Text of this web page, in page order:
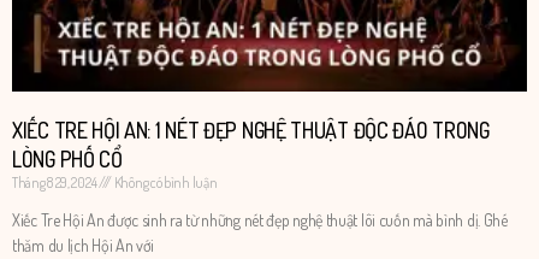
XIẾC TRE HỘI AN: 1 NÉT ĐẸP NGHỆ THUẬT ĐỘC ĐÁO TRONG
LÒNG PHỐ CỔ
Tháng 8 29, 2024 Không có bình luận
Xiếc Tre Hội An được sinh ra từ những nét đẹp nghệ thuật lôi cuốn mà bình dị. Ghé
thăm du lịch Hội An với